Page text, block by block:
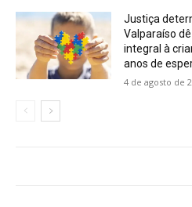
Justiça
Valparaíso
integral à
anos de
4 de agosto de